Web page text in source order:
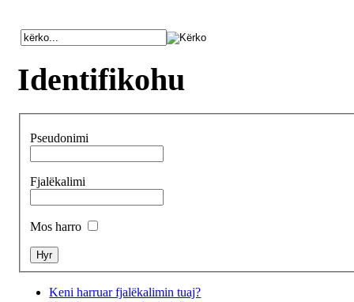
Identifikohu
Pseudonimi
Fjalëkalimi
Mos harro
Keni harruar fjalëkalimin tuaj?